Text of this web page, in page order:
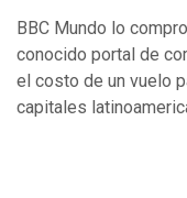
BBC Mundo lo
conocido portal de
el costo de un vuelo
capitales